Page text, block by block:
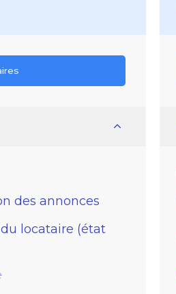
des annonces
locataire (état